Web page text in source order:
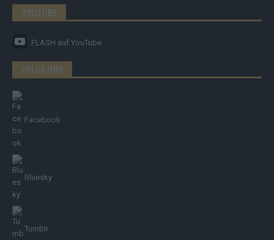
YOUTUBE
FLASH auf YouTube
FOLGE UNS
Facebook
Bluesky
Tumblr